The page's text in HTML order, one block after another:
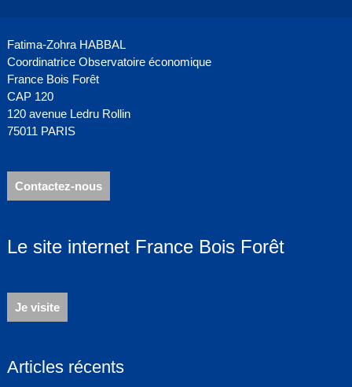
Fatima-Zohra HABBAL
Coordinatrice Observatoire économique
France Bois Forêt
CAP 120
120 avenue Ledru Rollin
75011 PARIS
Contactez-nous
Le site internet France Bois Forêt
Je visite
Articles récents